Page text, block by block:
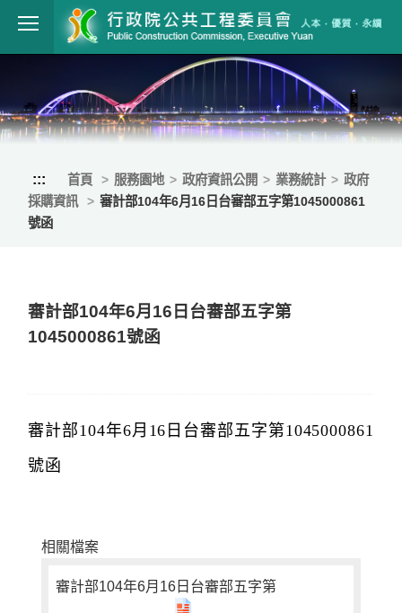
跳到主要內容
行政院公共工
::: 首頁 服務園地 政府資訊公開 業務統計
政府
採購資訊
審計部104年6月16日台審部五字第1045000861
號函
審計部104年6月16日台審部五字第
1045000861號函
審計部104年6月16日台審部五字第1045000861
號函
相關檔案
審計部104年6月16日台審部五字第